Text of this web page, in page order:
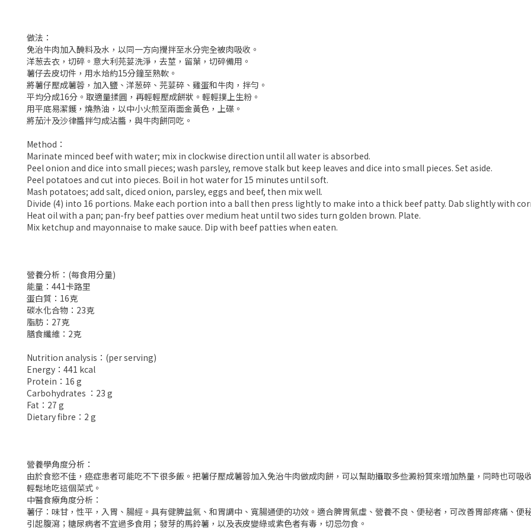
做法：
免治牛肉加入醃料及水，以同一方向攪拌至水分完全被肉吸收。
洋葱去衣，切碎。意大利芫荽洗淨，去莖，留葉，切碎備用。
薯仔去皮切件，用水烚約15分鐘至熟軟。
將薯仔壓成薯蓉，加入鹽、洋葱碎、芫荽碎、雞蛋和牛肉，拌勻。
平均分成16分。取適量揉圓，再輕輕壓成餅狀。輕輕撲上生粉。
用平底易潔鑊，燒熱油，以中小火煎至兩面金黃色，上碟。
將茄汁及沙律醬拌勻成沾醬，與牛肉餅同吃。
Method：
Marinate minced beef with water; mix in clockwise direction until all water is absorbed.
Peel onion and dice into small pieces; wash parsley, remove stalk but keep leaves and dice into small pieces. Set aside.
Peel potatoes and cut into pieces. Boil in hot water for 15 minutes until soft.
Mash potatoes; add salt, diced onion, parsley, eggs and beef, then mix well.
Divide (4) into 16 portions. Make each portion into a ball then press lightly to make into a thick beef patty. Dab slightly with
Heat oil with a pan; pan-fry beef patties over medium heat until two sides turn golden brown. Plate.
Mix ketchup and mayonnaise to make sauce. Dip with beef patties when eaten.
營養分析：(每食用分量)
能量：441卡路里
蛋白質：16克
碳水化合物：23克
脂肪：27克
膳食纖維：2克
Nutrition analysis：(per serving)
Energy：441 kcal
Protein：16 g
Carbohydrates ：23 g
Fat：27 g
Dietary fibre：2 g
營養學角度分析：
由於食慾不佳，癌症患者可能吃不下很多飯。把薯仔壓成薯蓉加入免治牛肉做成肉餅，可以幫助攝取多些澱粉質來增加熱量，同時也可
輕鬆地吃這個菜式。
中醫食療角度分析：
薯仔：味甘，性平，入胃、腸經。具有健脾益氣、和胃調中、寬腸通便的功效。適合脾胃氣虛、營養不良、便秘者，可改善胃部疼痛、
引起腹瀉；糖尿病者不宜過多食用；發芽的馬鈴薯，以及表皮變綠或紫色者有毒，切忌勿食。